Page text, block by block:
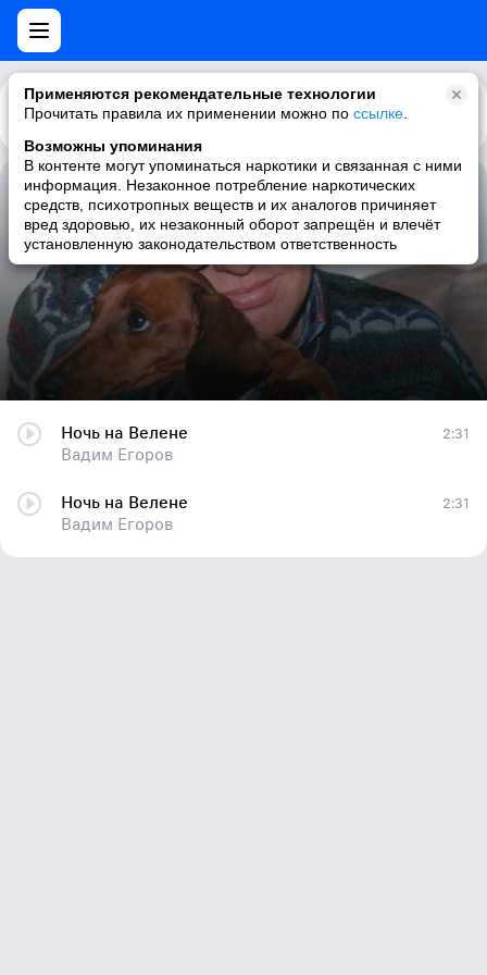
Применяются рекомендательные технологии
Прочитать правила их применении можно по ссылке
Возможны упоминания
В контенте могут упоминаться наркотики и связанная с ними
информация. Незаконное потребление наркотических
средств, психотропных веществ и их аналогов причиняет
вред здоровью, их незаконный оборот запрещён и влечёт
установленную законодательством ответственность
Каталог Рекомендации
Ночь на Велене
Вадим Егоров
Ночь на Велене
Вадим Егоров
2:31
Ночь на Велене
Вадим Егоров
2:31